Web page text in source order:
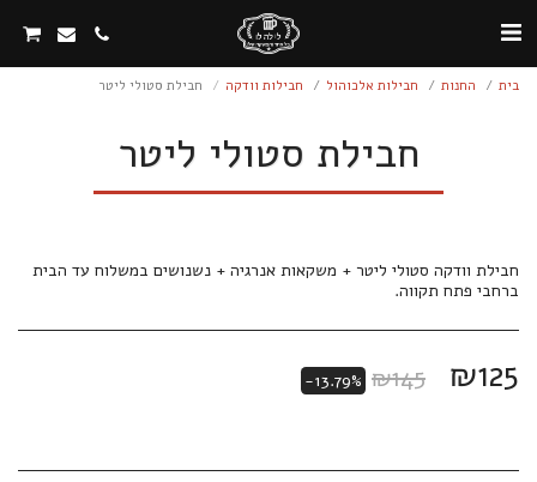
בית החנות חבילות אלכוהול חבילות וודקה חבילת סטולי ליטר
חבילת סטולי ליטר
חבילת וודקה סטולי ליטר + משקאות אנרגיה + נשנושים במשלוח עד הבית
ברחבי פתח תקווה.
₪125
₪145
-13.79%